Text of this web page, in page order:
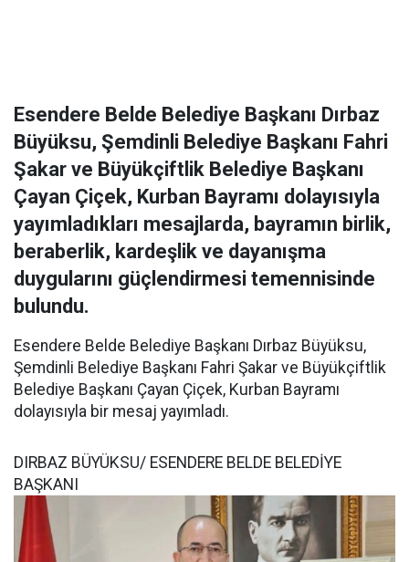
Esendere Belde Belediye Başkanı Dırbaz
Büyüksu, Şemdinli Belediye Başkanı Fahri
Şakar ve Büyükçiftlik Belediye Başkanı
Çayan Çiçek, Kurban Bayramı dolayısıyla
yayımladıkları mesajlarda, bayramın birlik,
beraberlik, kardeşlik ve dayanışma
duygularını güçlendirmesi temennisinde
bulundu.
Esendere Belde Belediye Başkanı Dırbaz Büyüksu,
Şemdinli Belediye Başkanı Fahri Şakar ve Büyükçiftlik
Belediye Başkanı Çayan Çiçek, Kurban Bayramı
dolayısıyla bir mesaj yayımladı.
DIRBAZ BÜYÜKSU/ ESENDERE BELDE BELEDİYE
BAŞKANI